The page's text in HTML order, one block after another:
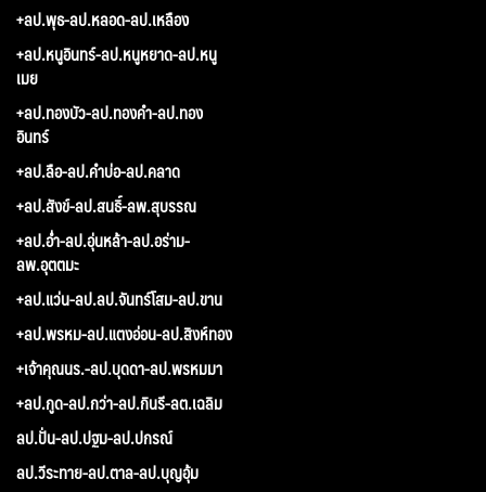
+ลป.พุธ-ลป.หลอด-ลป.เหลือง
+ลป.หนูอินทร์-ลป.หนูหยาด-ลป.หนู
เมย
+ลป.ทองบัว-ลป.ทองคำ-ลป.ทอง
อินทร์
+ลป.ลือ-ลป.คำบ่อ-ลป.คลาด
+ลป.สังข์-ลป.สนธิ์-ลพ.สุบรรณ
+ลป.อ่ำ-ลป.อุ่นหล้า-ลป.อร่าม-
ลพ.อุตตมะ
+ลป.แว่น-ลป.ลป.จันทร์โสม-ลป.ขาน
+ลป.พรหม-ลป.แตงอ่อน-ลป.สิงห์ทอง
+เจ้าคุณนร.-ลป.บุดดา-ลป.พรหมมา
+ลป.กูด-ลป.กว่า-ลป.กินรี-ลต.เฉลิม
ลป.ปั่น-ลป.ปฐม-ลป.ปกรณ์
ลป.วีระทาย-ลป.ตาล-ลป.บุญอุ้ม